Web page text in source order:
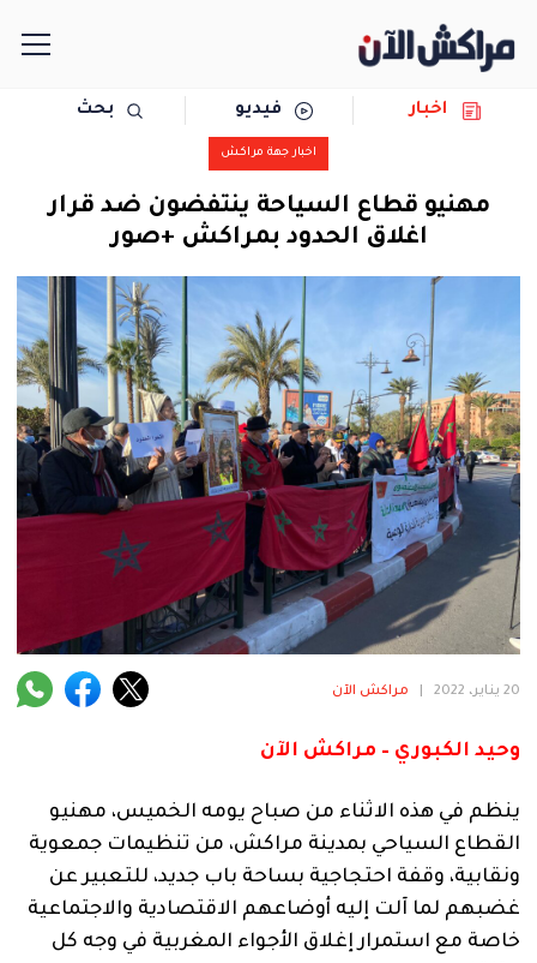
مجتمع
دولية
المرأة
فنية
منوعة
آراء
اخبار فيديو بحث
اخبار جهة مراكش
مهنيو قطاع السياحة ينتفضون ضد قرار
اغلاق الحدود بمراكش +صور
20 يناير، 2022 مراكش الآن
وحيد الكبوري – مراكش الآن
ينظم في هذه الاثناء من صباح يومه الخميس، مهنيو
القطاع السياحي بمدينة مراكش، من تنظيمات جمعوية
ونقابية، وقفة احتجاجية بساحة باب جديد، للتعبير عن
غضبهم لما آلت إليه أوضاعهم الاقتصادية والاجتماعية
خاصة مع استمرار إغلاق الأجواء المغربية في وجه كل